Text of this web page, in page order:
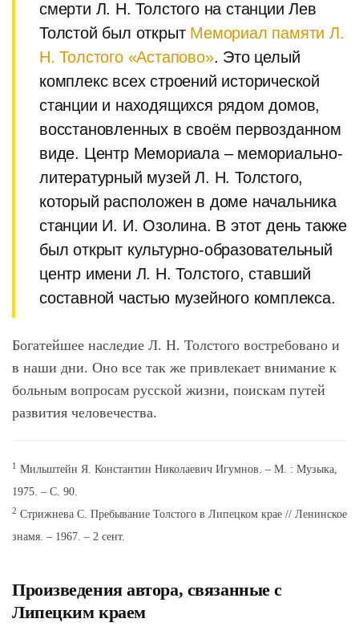
смерти Л. Н. Толстого на станции Лев
Толстой был открыт Мемориал памяти Л.
Н. Толстого «Астапово». Это целый
комплекс всех строений исторической
станции и находящихся рядом домов,
восстановленных в своём первозданном
виде. Центр Мемориала – мемориально-
литературный музей Л. Н. Толстого,
который расположен в доме начальника
станции И. И. Озолина. В этот день также
был открыт культурно-образовательный
центр имени Л. Н. Толстого, ставший
составной частью музейного комплекса.
Богатейшее наследие Л. Н. Толстого востребовано и
в наши дни. Оно все так же привлекает внимание к
больным вопросам русской жизни, поискам путей
развития человечества.
1 Мильштейн Я. Константин Николаевич Игумнов. – М. : Музыка,
1975. – С. 90.
2 Стрижнева С. Пребывание Толстого в Липецком крае // Ленинское
знамя. – 1967. – 2 сент.
Произведения автора, связанные с
Липецким краем